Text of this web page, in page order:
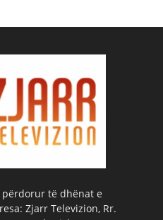
të dhënat e
Zjarr Televizion, Rr.